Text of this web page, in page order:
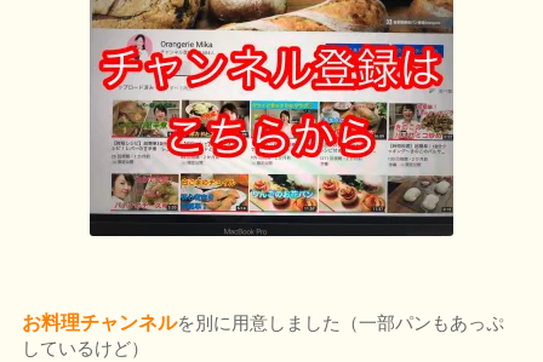
お料理チャンネルを別に用意しました（一部パンもあっぷ
しているけど）